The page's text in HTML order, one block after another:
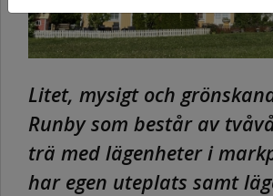
Litet, mysigt och
Runby som består av
trä med lägenheter i
har egen uteplats samt